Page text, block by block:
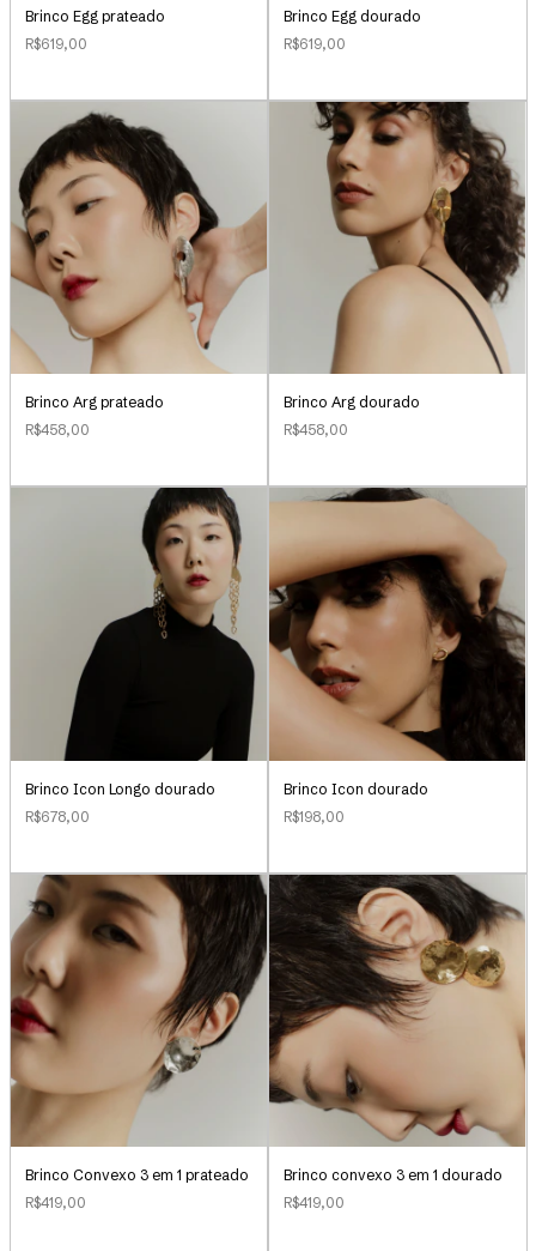
Brinco Egg prateado
R$619,00
Brinco Egg dourado
R$619,00
Brinco Arg prateado
R$458,00
Brinco Arg dourado
R$458,00
Brinco Icon Longo dourado
R$678,00
Brinco Icon dourado
R$198,00
Brinco Convexo 3 em 1 prateado
R$419,00
Brinco convexo 3 em 1 dourado
R$419,00